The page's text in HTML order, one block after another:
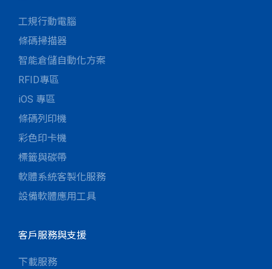
工規行動電腦
條碼掃描器
智能倉儲自動化方案
RFID專區
iOS 專區
條碼列印機
彩色印卡機
標籤與碳帶
軟體系統客製化服務
設備軟體應用工具
客戶服務與支援
下載服務